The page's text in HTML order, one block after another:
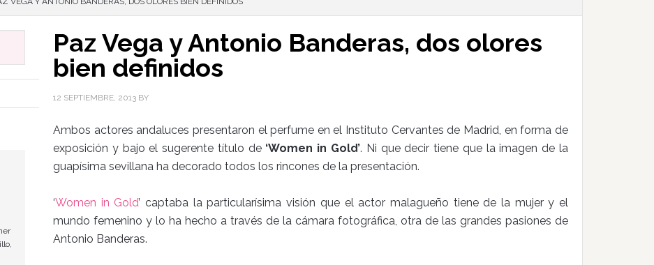
Paz Vega y Antonio Banderas, dos olores
bien definidos
12 SEPTIEMBRE, 2013 BY
Ambos actores andaluces presentaron el perfume en el Instituto Cervantes de Madrid, en forma de
exposición y bajo el sugerente título de ‘Women in Gold’. Ni que decir tiene que la imagen de la
guapísima sevillana ha decorado todos los rincones de la presentación.
‘Women in Gold’ captaba la particularísima visión que el actor malagueño tiene de la mujer y el
mundo femenino y lo ha hecho a través de la cámara fotográfica, otra de las grandes pasiones de
Antonio Banderas.